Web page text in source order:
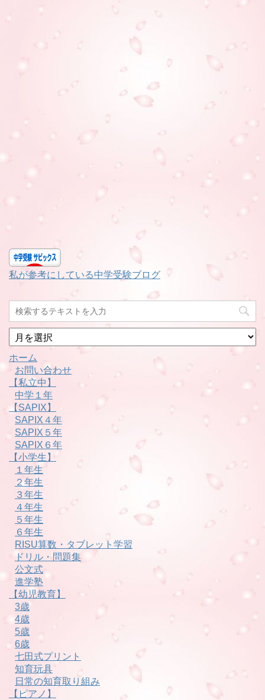
私が参考にしている中学受験ブログ
月
別
ホーム
お問い合わせ
【私立中】
中学１年
【SAPIX】
SAPIX４年
SAPIX５年
SAPIX６年
【小学生】
１年生
２年生
３年生
４年生
５年生
６年生
RISU算数・タブレット学習
ドリル・問題集
公文式
進学塾
【幼児教育】
3歳
4歳
5歳
6歳
七田式プリント
知育玩具
日常の知育取り組み
【ピアノ】